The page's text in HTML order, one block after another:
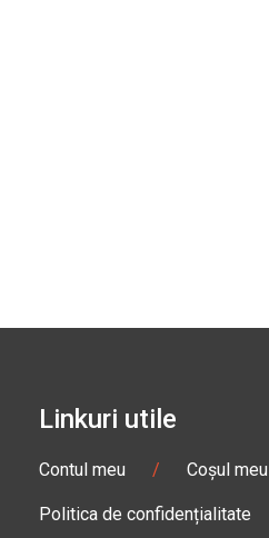
Linkuri utile
Contul meu / Coșul meu
Politica de confidențialitate